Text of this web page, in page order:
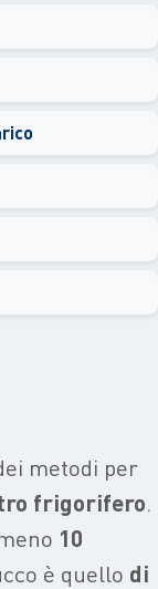
metodi per
frigorifero.
10
è quello di